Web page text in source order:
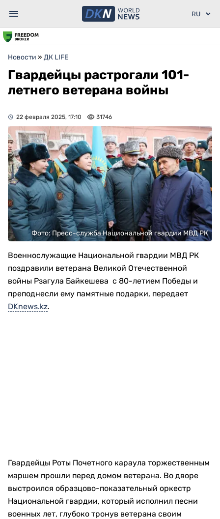
Новости » ДК LIFE
Гвардейцы растрогали 101-
летнего ветерана войны
22 февраля 2025, 17:10 31746
Фото: Пресс-служба Национальной гвардии МВД РК
Военнослужащие Национальной гвардии МВД РК
поздравили ветерана Великой Отечественной
войны Рзагула Байкешева с 80-летием Победы и
преподнесли ему памятные подарки, передает
DKnews.kz.
Гвардейцы Роты Почетного караула торжественным
маршем прошли перед домом ветерана. Во дворе
выстроился образцово-показательный оркестр
Национальной гвардии, который исполнил песни
военных лет, глубоко тронув ветерана своим